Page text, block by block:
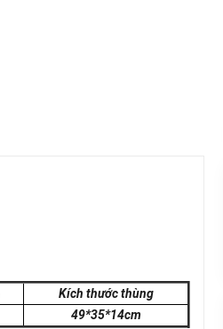
Kích thước thùng
49*35*14cm